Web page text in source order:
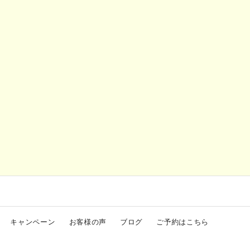
キャンペーン お客様の声 ブログ ご予約はこちら